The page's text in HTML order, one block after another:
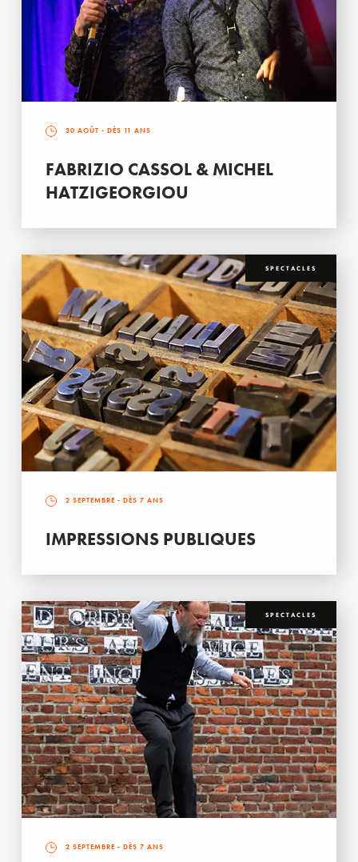
30 AOÛT - DÈS 11 ANS
FABRIZIO CASSOL & MICHEL
HATZIGEORGIOU
SPECTACLES
2 SEPTEMBRE - DÈS 7 ANS
IMPRESSIONS PUBLIQUES
SPECTACLES
2 SEPTEMBRE - DÈS 7 ANS